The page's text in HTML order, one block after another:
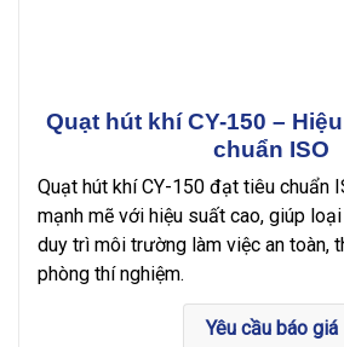
Quạt hút khí CY-150 –
chuẩn ISO
Quạt hút khí CY-150 đạt tiêu chuẩn
mạnh mẽ với hiệu suất cao, giúp
duy trì môi trường làm việc an toàn,
phòng thí nghiệm.
Yêu cầu báo giá